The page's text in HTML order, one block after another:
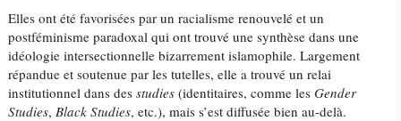
Elles ont été favorisées par un racialisme renouvelé et un
postféminisme paradoxal qui ont trouvé une synthèse dans une
idéologie intersectionnelle bizarrement islamophile. Largement
répandue et soutenue par les tutelles, elle a trouvé un relai
institutionnel dans desstudies (identitaires, comme lesGender
Studies,Black Studies, etc.), mais s’est diffusée bien au-delà.